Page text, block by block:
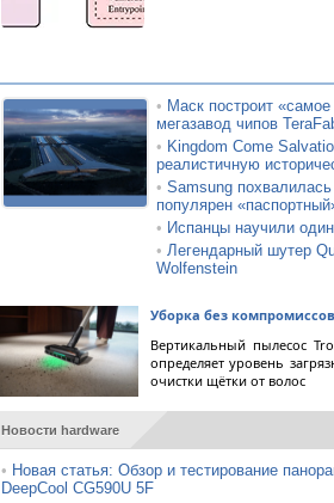
• Маск построит
мегазавод чипов
• Kingdom Come
реалистичную
• Samsung
популярен
• Испанцы научили
• Легендарный шутер
Wolfenstein
Уборка без
Вертикальный пылесос
определяет уровень
очистки щётки от волос
Новости hardware
• Новая статья: Обзор и тестирование
DeepCool CG590U 5F